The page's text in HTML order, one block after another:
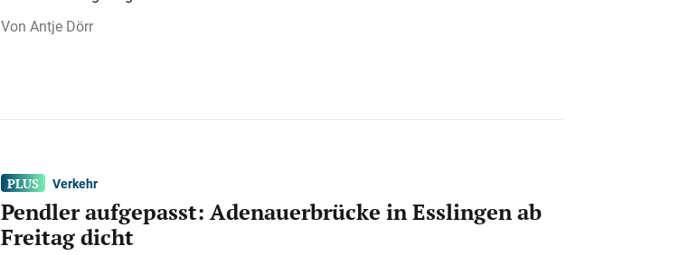
Antje Dörr
Verkehr
Pendler aufgepasst: Adenauerbrücke in Esslingen ab
Freitag dicht